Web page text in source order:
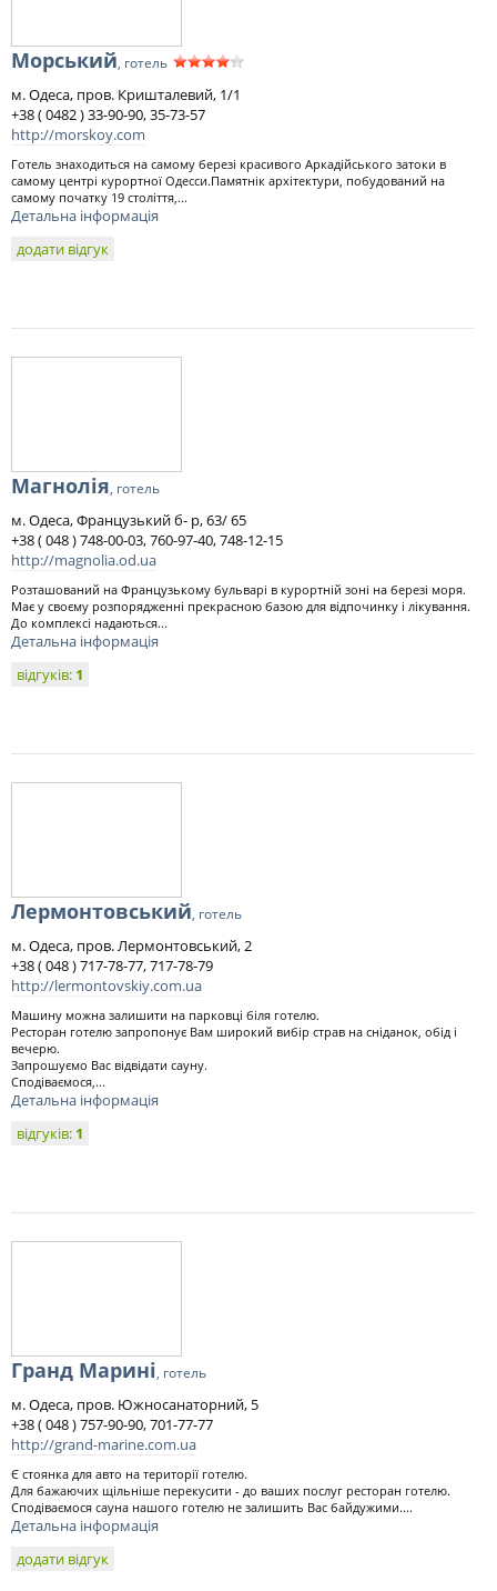
Морський, готель
м. Одеса, пров. Кришталевий, 1/1
+38 ( 0482 ) 33-90-90, 35-73-57
http://morskoy.com
Готель знаходиться на самому березі красивого Аркадійського затоки в
самому центрі курортної Одесси.Памятнік архітектури, побудований на
самому початку 19 століття,...
Детальна інформація
додати відгук
Магнолія, готель
м. Одеса, Французький б- р, 63/ 65
+38 ( 048 ) 748-00-03, 760-97-40, 748-12-15
http://magnolia.od.ua
Розташований на Французькому бульварі в курортній зоні на березі моря.
Має у своєму розпорядженні прекрасною базою для відпочинку і лікування.
До комплексі надаються...
Детальна інформація
відгуків: 1
Лермонтовський, готель
м. Одеса, пров. Лермонтовський, 2
+38 ( 048 ) 717-78-77, 717-78-79
http://lermontovskiy.com.ua
Машину можна залишити на парковці біля готелю.
Ресторан готелю запропонує Вам широкий вибір страв на сніданок, обід і
вечерю.
Запрошуємо Вас відвідати сауну.
Сподіваємося,...
Детальна інформація
відгуків: 1
Гранд Марині, готель
м. Одеса, пров. Южносанаторний, 5
+38 ( 048 ) 757-90-90, 701-77-77
http://grand-marine.com.ua
Є стоянка для авто на території готелю.
Для бажаючих щільніше перекусити - до ваших послуг ресторан готелю.
Сподіваємося сауна нашого готелю не залишить Вас байдужими....
Детальна інформація
додати відгук